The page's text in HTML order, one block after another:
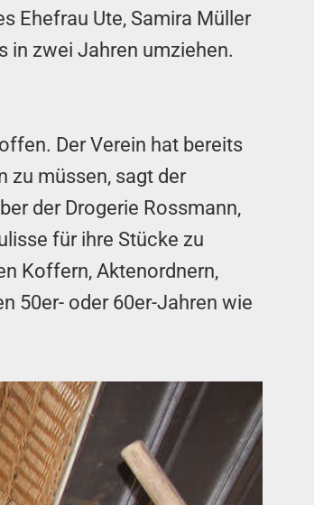
Ehefrau Ute, Samira Müller
in zwei Jahren umziehen.
Der Verein hat bereits
zu müssen, sagt der
der Drogerie Rossmann,
für ihre Stücke zu
Koffern, Aktenordnern,
50er- oder 60er-Jahren wie